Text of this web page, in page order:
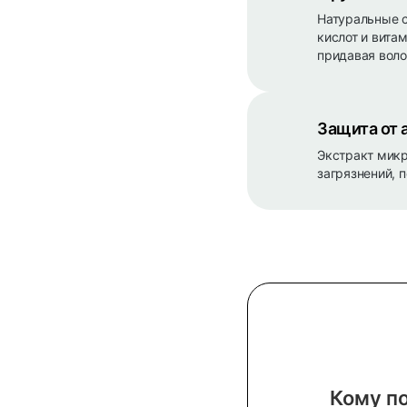
Натуральные
кислот и
придавая
Защита от
Экстракт
загрязнений,
Кому